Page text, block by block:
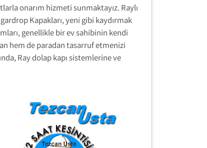
onarım hizmeti sunmaktayız. Raylı
Kapakları, yeni gibi kaydırmak
genellikle bir ev sahibinin kendi
hem de paradan tasarruf etmenizi
Ray dolap kapı sistemlerine ve